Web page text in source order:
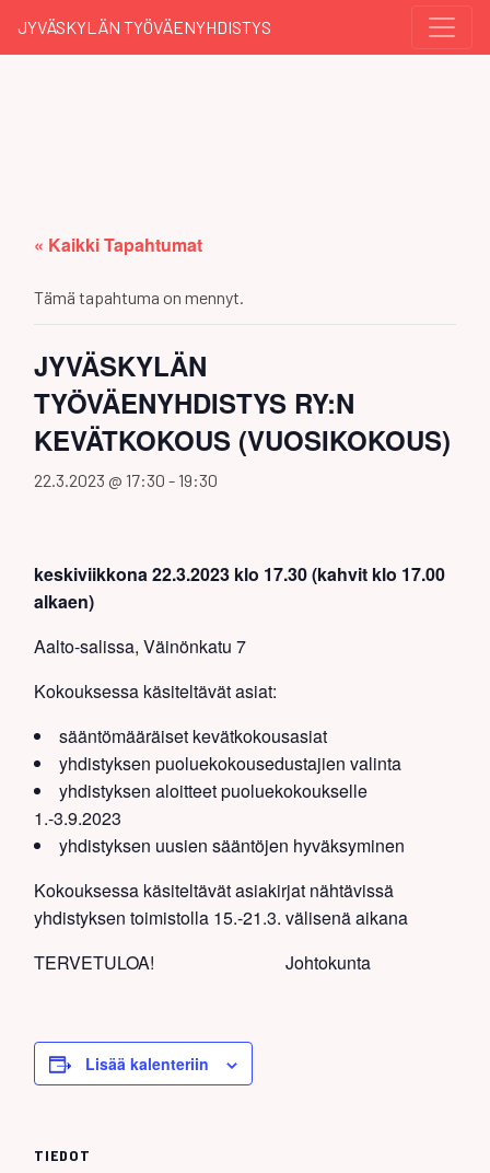
JYVÄSKYLÄN TYÖVÄENYHDISTYS
« Kaikki Tapahtumat
Tämä tapahtuma on mennyt.
JYVÄSKYLÄN
TYÖVÄENYHDISTYS RY:N
KEVÄTKOKOUS (VUOSIKOKOUS)
22.3.2023 @ 17:30 -19:30
keskiviikkona 22.3.2023 klo 17.30 (kahvit klo 17.00
alkaen)
Aalto-salissa, Väinönkatu 7
Kokouksessa käsiteltävät asiat:
sääntömääräiset kevätkokousasiat
yhdistyksen puoluekokousedustajien valinta
yhdistyksen aloitteet puoluekokoukselle
1.-3.9.2023
yhdistyksen uusien sääntöjen hyväksyminen
Kokouksessa käsiteltävät asiakirjat nähtävissä
yhdistyksen toimistolla 15.-21.3. välisenä aikana
TERVETULOA! Johtokunta
Lisää kalenteriin
TIEDOT